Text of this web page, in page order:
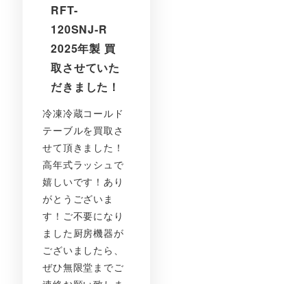
RFT-
120SNJ-R
2025年製 買
取させていた
だきました！
冷凍冷蔵コールド
テーブルを買取さ
せて頂きました！
高年式ラッシュで
嬉しいです！あり
がとうございま
す！ご不要になり
ました厨房機器が
ございましたら、
ぜひ無限堂までご